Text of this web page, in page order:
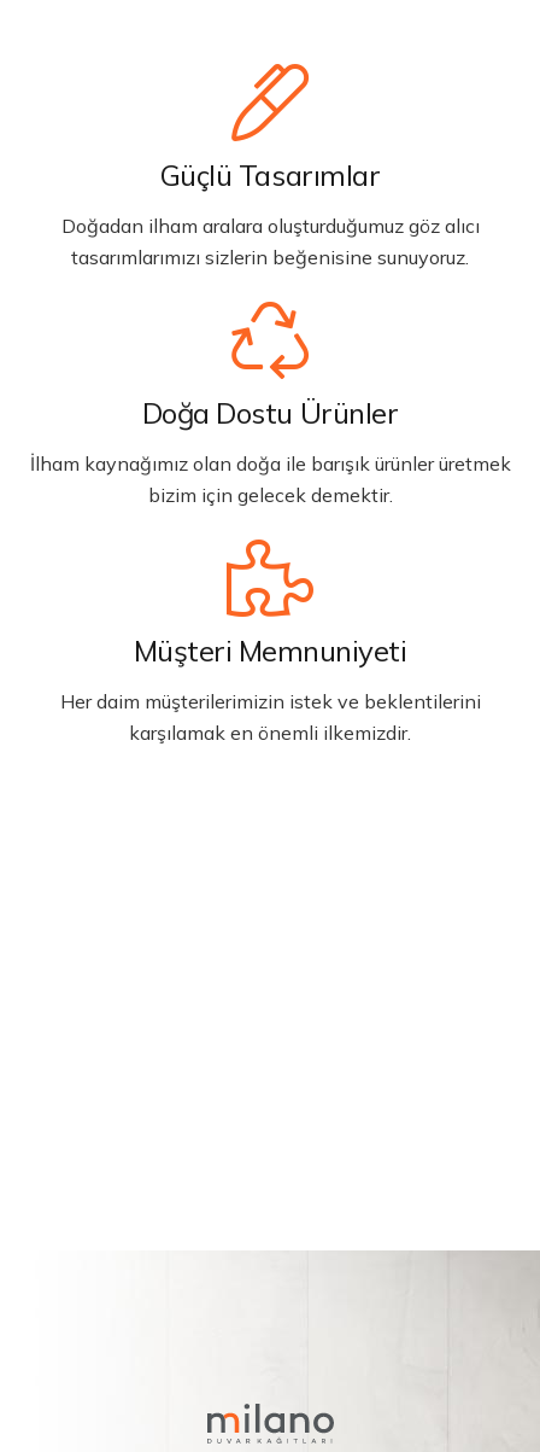
Güçlü Tasarımlar
Doğadan ilham aralara oluşturduğumuz göz alıcı
tasarımlarımızı sizlerin beğenisine sunuyoruz.
Doğa Dostu Ürünler
İlham kaynağımız olan doğa ile barışık ürünler üretmek
bizim için gelecek demektir.
Müşteri Memnuniyeti
Her daim müşterilerimizin istek ve beklentilerini
karşılamak en önemli ilkemizdir.